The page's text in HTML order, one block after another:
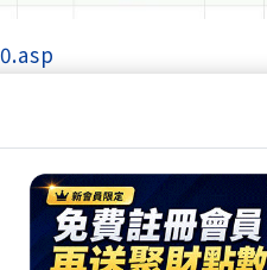
勢回歸。我們的護國神山
高達212億元，完全是全
群情有獨鍾。外資與投信
也順利由賣轉買。高價位
。當然，AI老班底也沒被
依然是推升大盤的主力軍